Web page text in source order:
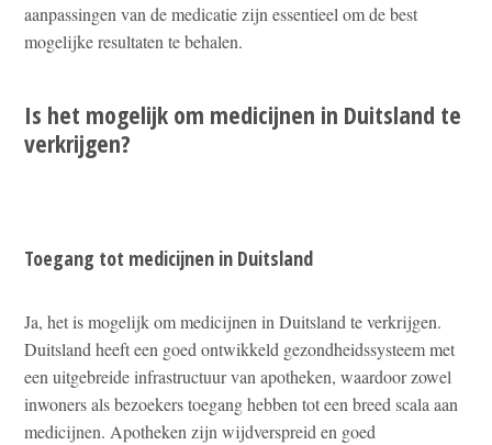
aanpassingen van de medicatie zijn essentieel om de best
mogelijke resultaten te behalen.
Is het mogelijk om medicijnen in Duitsland te
verkrijgen?
Toegang tot medicijnen in Duitsland
Ja, het is mogelijk om medicijnen in Duitsland te verkrijgen.
Duitsland heeft een goed ontwikkeld gezondheidssysteem met
een uitgebreide infrastructuur van apotheken, waardoor zowel
inwoners als bezoekers toegang hebben tot een breed scala aan
medicijnen. Apotheken zijn wijdverspreid en goed